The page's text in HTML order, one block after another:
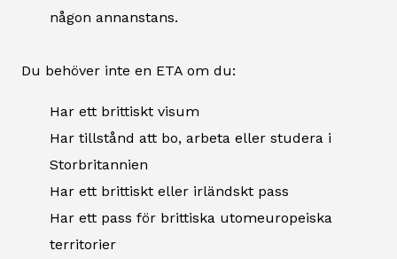
någon annanstans.
Du behöver inte en ETA om du:
Har ett brittiskt visum
Har tillstånd att bo, arbeta eller studera i
Storbritannien
Har ett brittiskt eller irländskt pass
Har ett pass för brittiska utomeuropeiska
territorier